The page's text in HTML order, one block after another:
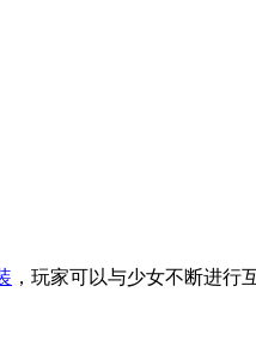
，玩家可以与少女不断进行